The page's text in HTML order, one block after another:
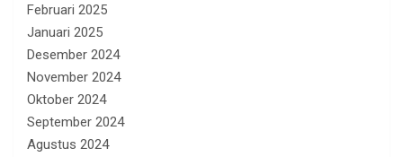
Februari 2025
Januari 2025
Desember 2024
November 2024
Oktober 2024
September 2024
Agustus 2024